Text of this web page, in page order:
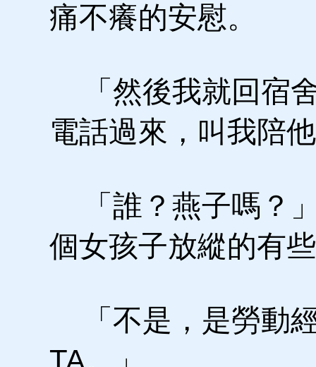
痛不癢的安慰。
「然後我就回宿
電話過來，叫我陪
「誰？燕子嗎？
個女孩子放縱的有
「不是，是勞動
TA。」